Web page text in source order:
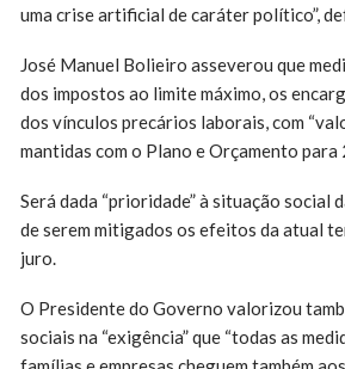
uma crise artificial de caráter político”,
José Manuel Bolieiro asseverou que
dos impostos ao limite máximo, os
dos vínculos precários laborais, com
mantidas com o Plano e Orçamento para
Será dada “prioridade” à situação social
de serem mitigados os efeitos da atual
juro.
O Presidente do Governo valorizou
sociais na “exigência” que “todas as